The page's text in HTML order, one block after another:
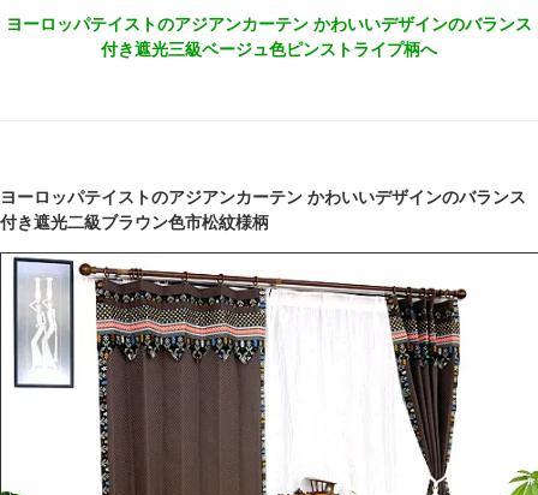
ヨーロッパテイストのアジアンカーテン かわいいデザインのバランス
付き遮光三級ベージュ色ピンストライプ柄へ
ヨーロッパテイストのアジアンカーテン かわいいデザインのバランス
付き遮光二級ブラウン色市松紋様柄